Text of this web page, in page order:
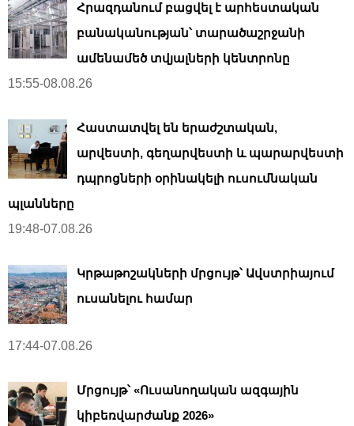
Հրազդանում բացվել է արհեստական ​​
բանականության՝ տարածաշրջանի
ամենամեծ տվյալների կենտրոնը
15:55-08.08.26
Հաստատվել են երաժշտական,
արվեստի, գեղարվեստի և պարարվեստի
դպրոցների օրինակելի ուսումնական
պլանները
19:48-07.08.26
Կրթաթոշակների մրցույթ՝ Ավստրիայում
ուսանելու համար
17:44-07.08.26
Մրցույթ՝ «Ուսանողական ազգային
կիբեռվարժանք 2026»